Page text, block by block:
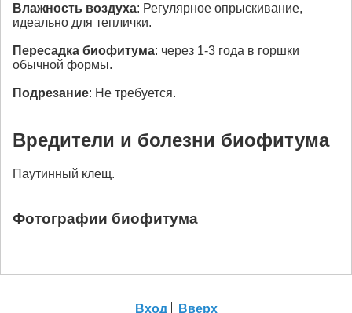
Влажность воздуха: Регулярное опрыскивание,
идеально для теплички.
Пересадка биофитума: через 1-3 года в горшки
обычной формы.
Подрезание: Не требуется.
Вредители и болезни биофитума
Паутинный клещ.
Фотографии биофитума
Вход Вверх